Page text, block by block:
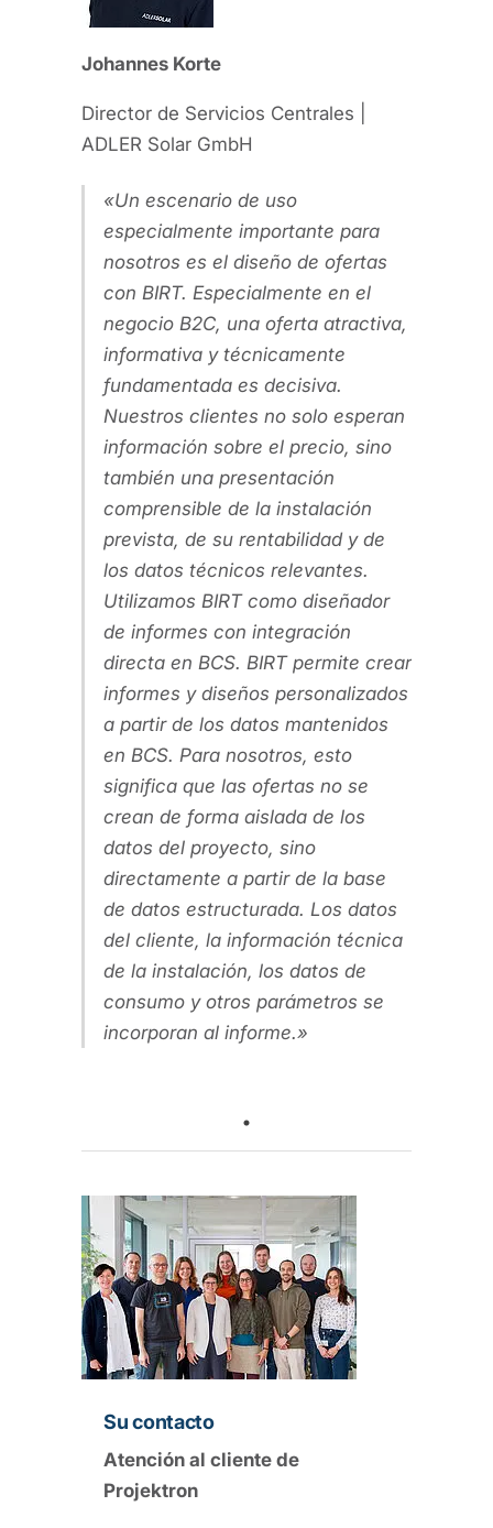
Johannes Korte
Director de Servicios Centrales |
ADLER Solar GmbH
Un escenario de uso
especialmente importante para
nosotros es el diseño de ofertas
con BIRT. Especialmente en el
negocio B2C, una oferta atractiva,
informativa y técnicamente
fundamentada es decisiva.
Nuestros clientes no solo esperan
información sobre el precio, sino
también una presentación
comprensible de la instalación
prevista, de su rentabilidad y de
los datos técnicos relevantes.
Utilizamos BIRT como diseñador
de informes con integración
directa en BCS. BIRT permite crear
informes y diseños personalizados
a partir de los datos mantenidos
en BCS. Para nosotros, esto
significa que las ofertas no se
crean de forma aislada de los
datos del proyecto, sino
directamente a partir de la base
de datos estructurada. Los datos
del cliente, la información técnica
de la instalación, los datos de
consumo y otros parámetros se
incorporan al informe.
Su contacto
Atención al cliente de
Projektron